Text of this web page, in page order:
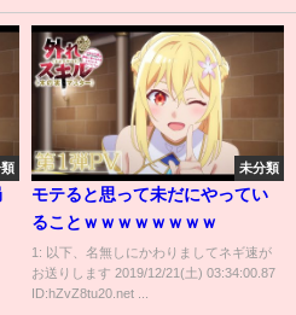
未分類
モテると思って未だにやってい
ることｗｗｗｗｗｗｗｗ
1: 以下、名無しにかわりましてネギ速が
お送りします 2019/12/21(土) 03:34:00.87
ID:hZvZ8tu20.net ...